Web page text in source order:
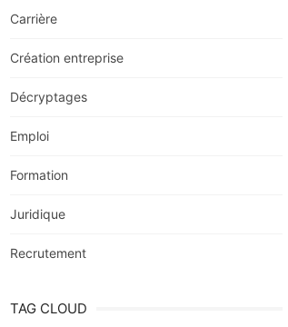
Carrière
Création entreprise
Décryptages
Emploi
Formation
Juridique
Recrutement
TAG CLOUD